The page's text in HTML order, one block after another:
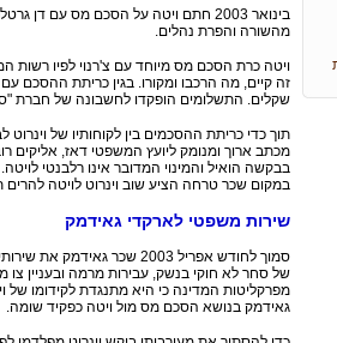
מהשורה והפרת נהלים.
שקלים. התשלומים הופקדו לחשבונה של חברת
מכתב ארוך ומנומק ליועץ המשפטי דאז, אליקים
בבקשה הואיל והמינוי המדובר אינו רלבנטי
במקום שכר טרחה הציע שוב וינרוט לויטה
שירות משפטי לארקדי גאידמק
סמוך לחודש אפריל 2003
של סחר לא חוקי בנשק, עבירות מרמה ובעניין צו
מפרקליטות המדינה כי היא מתנגדת לקידומו של
גאידמק בנושא הסכם מס מול ויטה כפקיד שומה.